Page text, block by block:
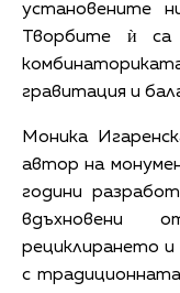
установените
Творбите ѝ са
гравитация и
Моника
автор на
години
вдъхновени
рециклирането и
с